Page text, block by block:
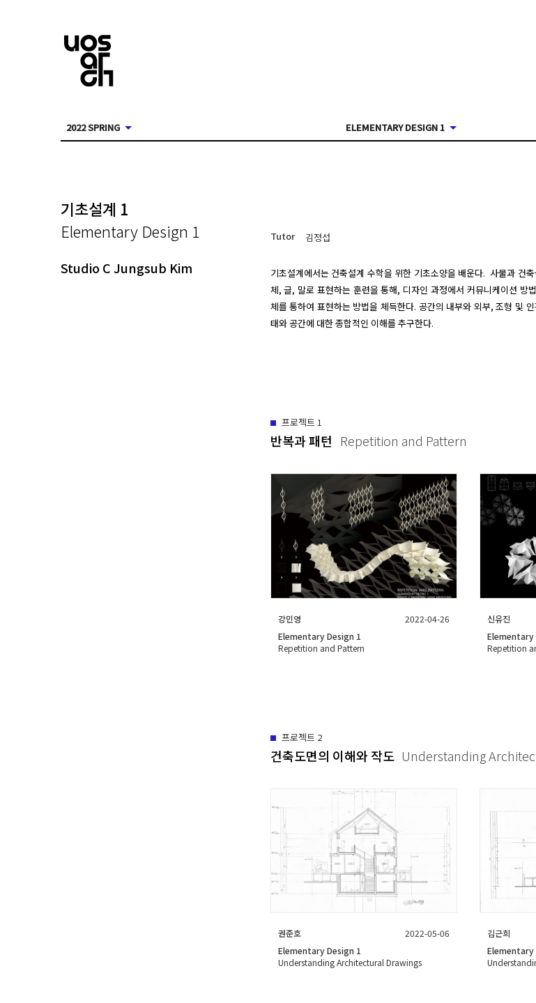
2022 SPRING ELEMENTARY DESIGN 1
기초설계 1
Elementary Design 1
Studio C Jungsub Kim
Tutor 김정섭
기초설계에서는 건축설계 수학을 위한 기초소양을 배운다.  사물과 건
체, 글, 말로 표현하는 훈련을 통해, 디자인 과정에서 커뮤니케이션 방
체를 통하여 표현하는 방법을 체득한다. 공간의 내부와 외부, 조형 및
태와 공간에 대한 종합적인 이해를 추구한다.
프로젝트 1
반복과 패턴 Repetition and Pattern
강민영
2022-04-26
Elementary Design 1
Repetition and Pattern
신유진
Elementary
Repetition
프로젝트 2
건축도면의 이해와 작도 Understanding
권준호
2022-05-06
Elementary Design 1
Understanding Architectural Drawings
김근희
Elementary